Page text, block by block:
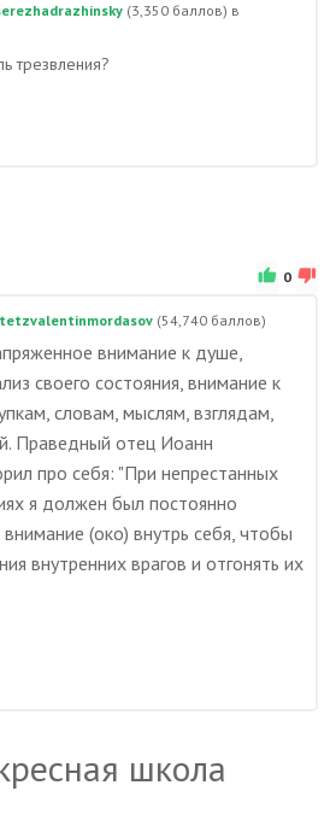
(3,350 баллов) в
трезвления?
0
(54,740 баллов)
внимание к душе,
своего состояния, внимание к
словам, мыслям, взглядам,
Праведный отец Иоанн
про себя: "При непрестанных
я должен был постоянно
(око) внутрь себя, чтобы
внутренних врагов и отгонять их
школа